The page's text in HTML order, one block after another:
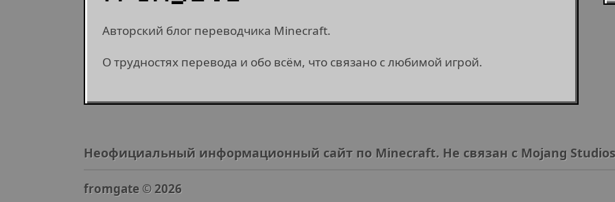
Авторский блог переводчика Minecraft.
О трудностях перевода и обо всём, что связано с любимой игрой.
Неофициальный информационный сайт по Minecraft. Не связан с Mojang
fromgate ©2026